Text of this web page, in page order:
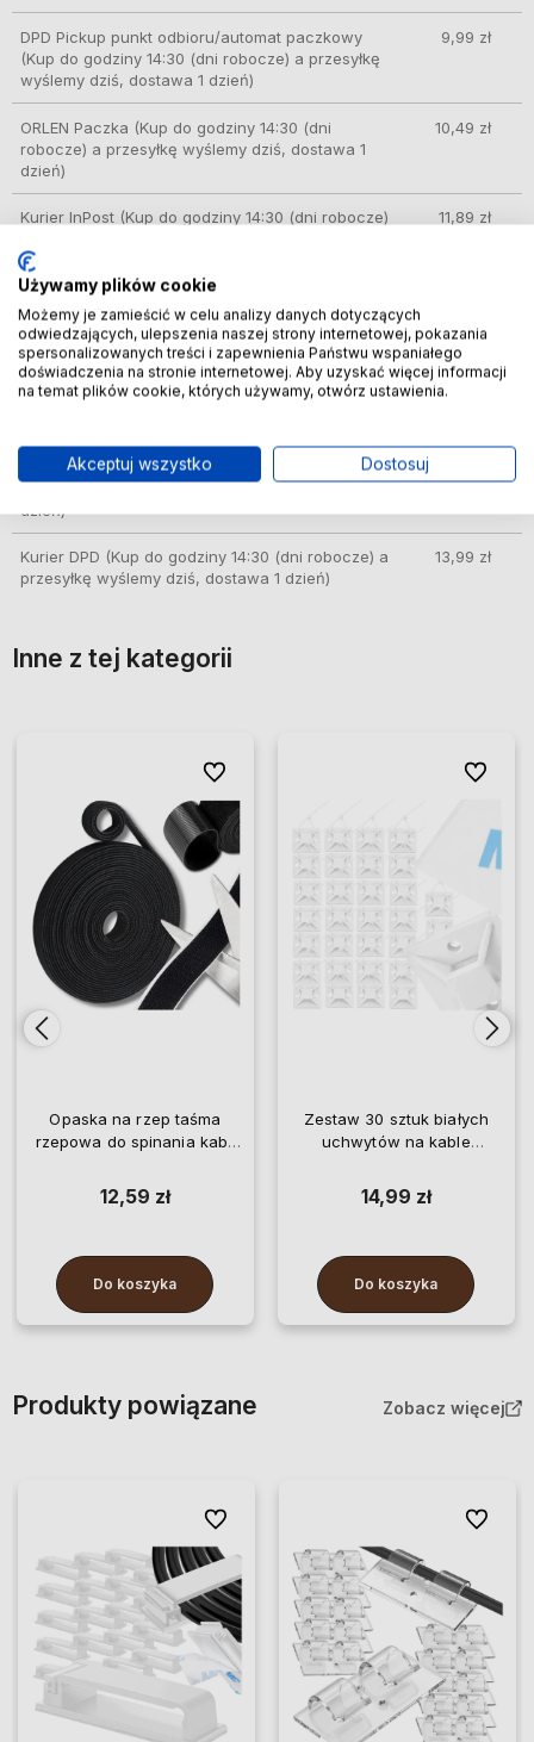
DPD Pickup punkt odbioru/automat paczkowy
(Kup do godziny 14:30 (dni robocze) a przesyłkę
wyślemy dziś, dostawa 1 dzień)
9,99 zł
ORLEN Paczka (Kup do godziny 14:30 (dni
robocze) a przesyłkę wyślemy dziś, dostawa 1
dzień)
10,49 zł
Kurier InPost(Kup do godziny 14:30 (dni robocze)
11,89 zł
InPost Paczkomat 24/7 (Kup do godziny 14:30
(dni robocze) a przesyłkę wyślemy dziś, dostawa
1 dzień)
InPost Paczkomat 24/7 pobranie(Kup do godziny
14:30 (dni robocze) a przesyłkę wyślemy dziś,
13,99 zł
InPost Kurier Pobranie(Kup do godziny 14:30 (dni
robocze) a przesyłkę wyślemy dziś, dostawa 1
dzień)
Kurier DPD (Kup do godziny 14:30 (dni robocze) a
przesyłkę wyślemy dziś, dostawa 1 dzień)
13,99 zł
Inne z tej kategorii
Opaska na rzep taśma
rzepowa do spinania kabli
12,59 zł
Do koszyka
Do ulubionych
Do ulubionych
Zestaw 30 sztuk białych
uchwytów na kable
14,99 zł
Do koszyka
Do
Do
Produkty powiązane Zobacz więcej
Do ulubionych Do
Używamy plików cookie
Możemy je zamieścić w celu analizy danych dotyczących
odwiedzających, ulepszenia naszej strony internetowej, pokazania
spersonalizowanych treści i zapewnienia Państwu wspaniałego
doświadczenia na stronie internetowej. Aby uzyskać więcej informacji
na temat plików cookie, których używamy, otwórz ustawienia.
Akceptuj wszystko Dostosuj